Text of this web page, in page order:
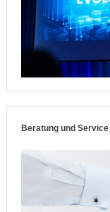
Beratung und Service